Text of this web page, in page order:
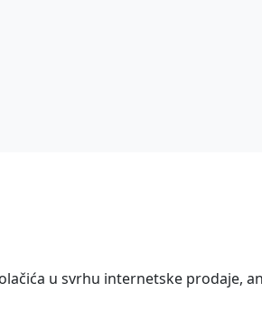
u svrhu internetske prodaje,